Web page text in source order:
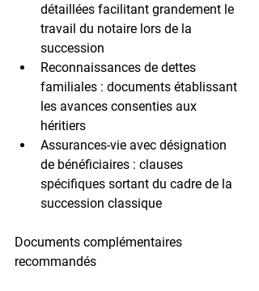
détaillées facilitant grandement le
travail du notaire lors de la
succession
Reconnaissances de dettes
familiales : documents établissant
les avances consenties aux
héritiers
Assurances-vie avec désignation
de bénéficiaires : clauses
spécifiques sortant du cadre de la
succession classique
Documents complémentaires
recommandés